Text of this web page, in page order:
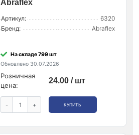
Abraflex
Артикул:
6320
Бренд:
Abraflex
На складе 799 шт
Обновлено 30.07.2026
Розничная
цена:
24.00 / шт
- + КУПИТЬ